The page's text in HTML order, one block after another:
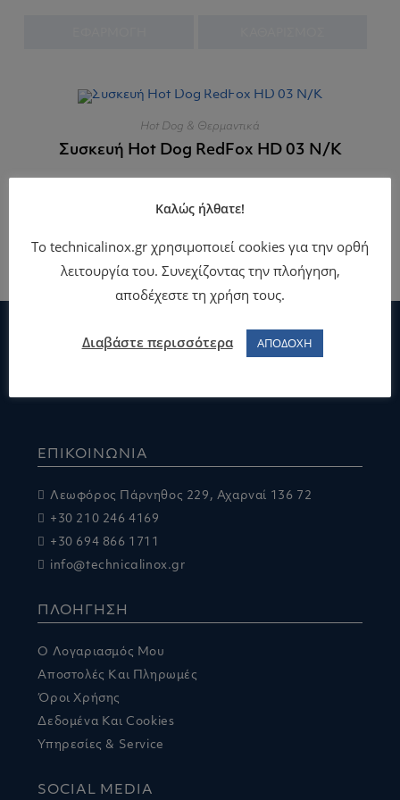
Hot Dog & Θερμαντικά
Συσκευή Hot Dog RedFox HD 03 N/K
ΕΠΙΚΟΙΝΩΝΙΑ
Λεωφόρος Πάρνηθος 229, Αχαρναί 136 72
+30 210 246 4169
+30 694 866 1711
info@technicalinox.gr
ΠΛΟΗΓΗΣΗ
Ο Λογαριασμός Μου
Αποστολές Και Πληρωμές
Όροι Χρήσης
Δεδομένα Και Cookies
Υπηρεσίες & Service
SOCIAL MEDIA
Καλώς ήλθατε!
Το technicalinox.gr χρησιμοποιεί cookies για την ορθή
λειτουργία του. Συνεχίζοντας την πλοήγηση,
αποδέχεστε τη χρήση τους.
Διαβάστε περισσότερα ΑΠΟΔΟΧΗ